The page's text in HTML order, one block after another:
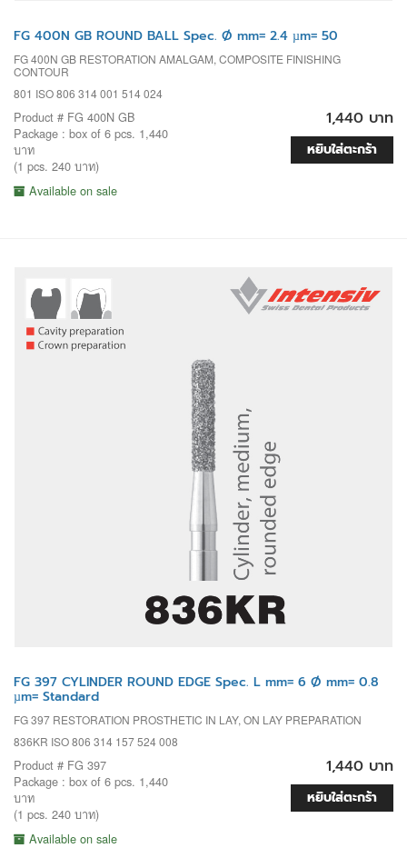
FG 400N GB ROUND BALL Spec. Ø mm= 2.4 µm= 50
FG 400N GB RESTORATION AMALGAM, COMPOSITE FINISHING
CONTOUR
801 ISO 806 314 001 514 024
Product # FG 400N GB
Package : box of 6 pcs. 1,440
บาท
(1 pcs. 240 บาท)
Available on sale
1,440 บาท
หยิบใส่ตะกร้า
FG 397 CYLINDER ROUND EDGE Spec. L mm= 6 Ø mm= 0.8
µm= Standard
FG 397 RESTORATION PROSTHETIC IN LAY, ON LAY PREPARATION
836KR ISO 806 314 157 524 008
Product # FG 397
Package : box of 6 pcs. 1,440
บาท
(1 pcs. 240 บาท)
Available on sale
1,440 บาท
หยิบใส่ตะกร้า